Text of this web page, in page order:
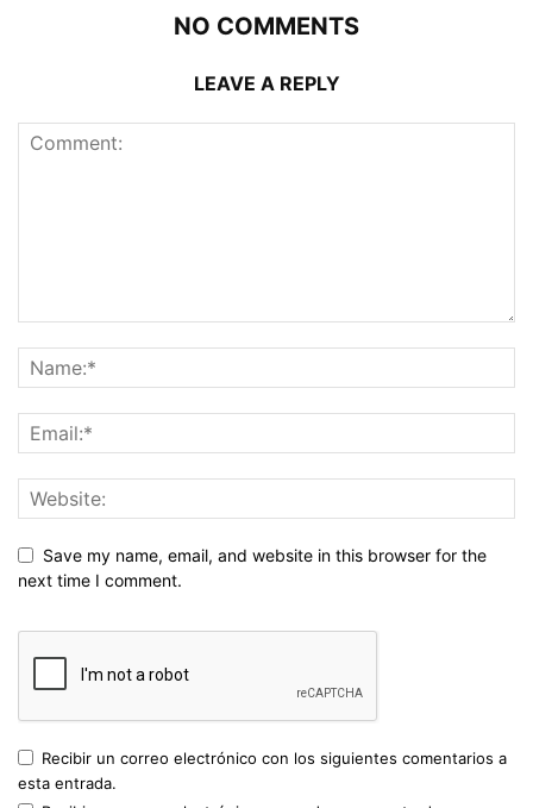
NO COMMENTS
LEAVE A REPLY
Save my name, email, and website in this browser for the
next time I comment.
Recibir un correo electrónico con los siguientes comentarios a
esta entrada.